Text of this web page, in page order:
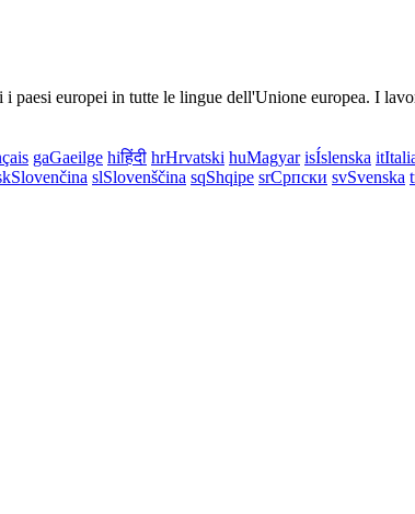
europei in tutte le lingue dell'Unione europea. I
gaGaeilge hiहिंदी hrHrvatski huMagyar isÍslenska it
Slovenčina slSlovenščina sqShqipe srСрпски svSvenska